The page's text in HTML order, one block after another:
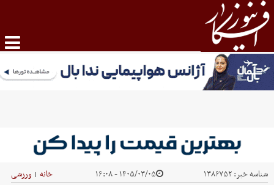
شناسه خبر:۱۳۸۶۷۵۲ ۱۴۰۵/۰۳/۰۵ - ۱۶:۰۸ خانه | ورزشی